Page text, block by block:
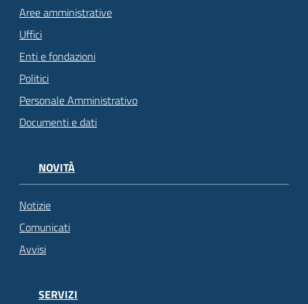
Aree amministrative
Uffici
Enti e fondazioni
Politici
Personale Amministrativo
Documenti e dati
NOVITÀ
Notizie
Comunicati
Avvisi
SERVIZI